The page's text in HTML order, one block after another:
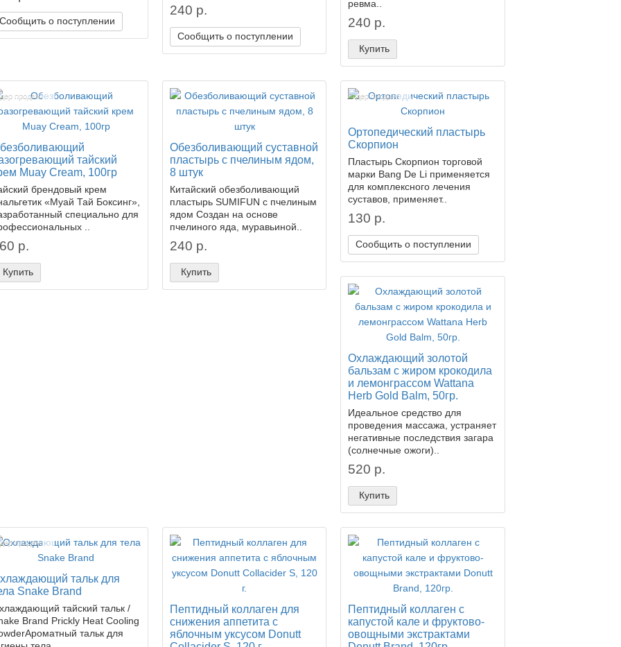
о поступлении
240 р.
Сообщить о поступлении
ревма..
240 р.
Купить
продаж!
тайский
Muay Сream, 100гр
брендовый крем
«Муай Тай Боксинг»,
специально для
..
р.
Купить
Обезболивающий суставной
пластырь с пчелиным ядом,
8 штук
Китайский обезболивающий
пластырь SUMIFUN с пчелиным
ядом Создан на основе
пчелиного яда, муравьиной..
240 р.
Купить
Лидер продаж!
Ортопедический пластырь
Скорпион
Пластырь Скорпион торговой
марки Bang De Li применяется
для комплексного лечения
суставов, применяет..
130 р.
Сообщить о поступлении
Охлаждающий золотой
бальзам с жиром крокодила
и лемонграссом Wattana
Herb Gold Balm, 50гр.
Идеальное средство для
проведения массажа, устраняет
негативные последствия загара
(солнечные ожоги)..
520 р.
Купить
продаж!
тальк для
Snake Brand
тайский тальк /
Brand Prickly Heat Cooling
тальк для
Пептидный коллаген для
снижения аппетита с
яблочным уксусом Donutt
Пептидный коллаген с
капустой кале и фруктово-
овощными экстрактами